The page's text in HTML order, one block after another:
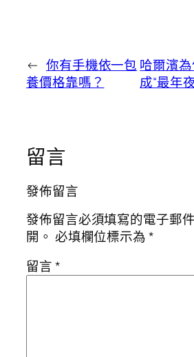
← 你有手機依一包
養價格靠嗎？
哈爾濱
成“最年
留言
發佈留言
發佈留言必須填寫的電子郵
開。 必填欄位標示為*
留言*